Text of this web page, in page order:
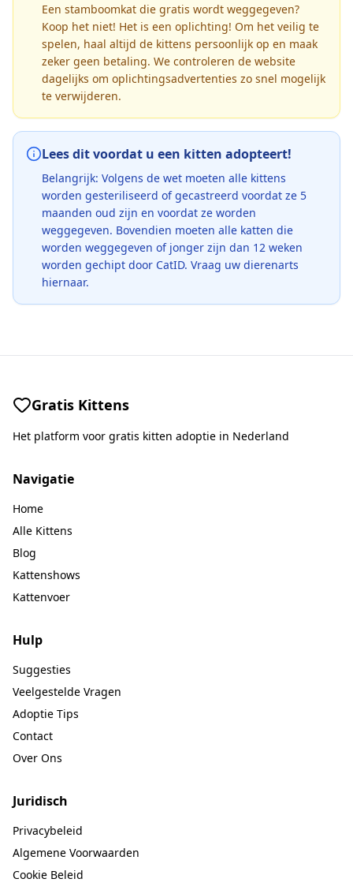
Een stamboomkat die gratis wordt weggegeven?
Koop het niet! Het is een oplichting! Om het veilig te
spelen, haal altijd de kittens persoonlijk op en maak
zeker geen betaling. We controleren de website
dagelijks om oplichtingsadvertenties zo snel mogelijk
te verwijderen.
Lees dit voordat u een kitten adopteert!
Belangrijk: Volgens de wet moeten alle kittens
worden gesteriliseerd of gecastreerd voordat ze 5
maanden oud zijn en voordat ze worden
weggegeven. Bovendien moeten alle katten die
worden weggegeven of jonger zijn dan 12 weken
worden gechipt door CatID. Vraag uw dierenarts
hiernaar.
Gratis Kittens
Het platform voor gratis kitten adoptie in Nederland
Navigatie
Home
Alle Kittens
Blog
Kattenshows
Kattenvoer
Hulp
Suggesties
Veelgestelde Vragen
Adoptie Tips
Contact
Over Ons
Juridisch
Privacybeleid
Algemene Voorwaarden
Cookie Beleid